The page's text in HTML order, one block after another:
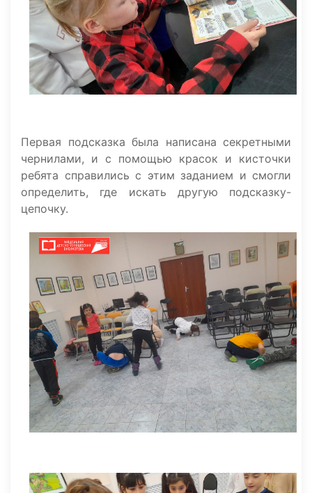
Первая подсказка была написана секретными
чернилами, и с помощью красок и кисточки
ребята справились с этим заданием и смогли
определить, где искать другую подсказку-
цепочку.